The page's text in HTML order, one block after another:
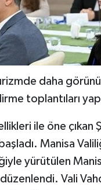
daha görünür
toplantıları
ile öne çıkan
Manisa
yürütülen
Vali